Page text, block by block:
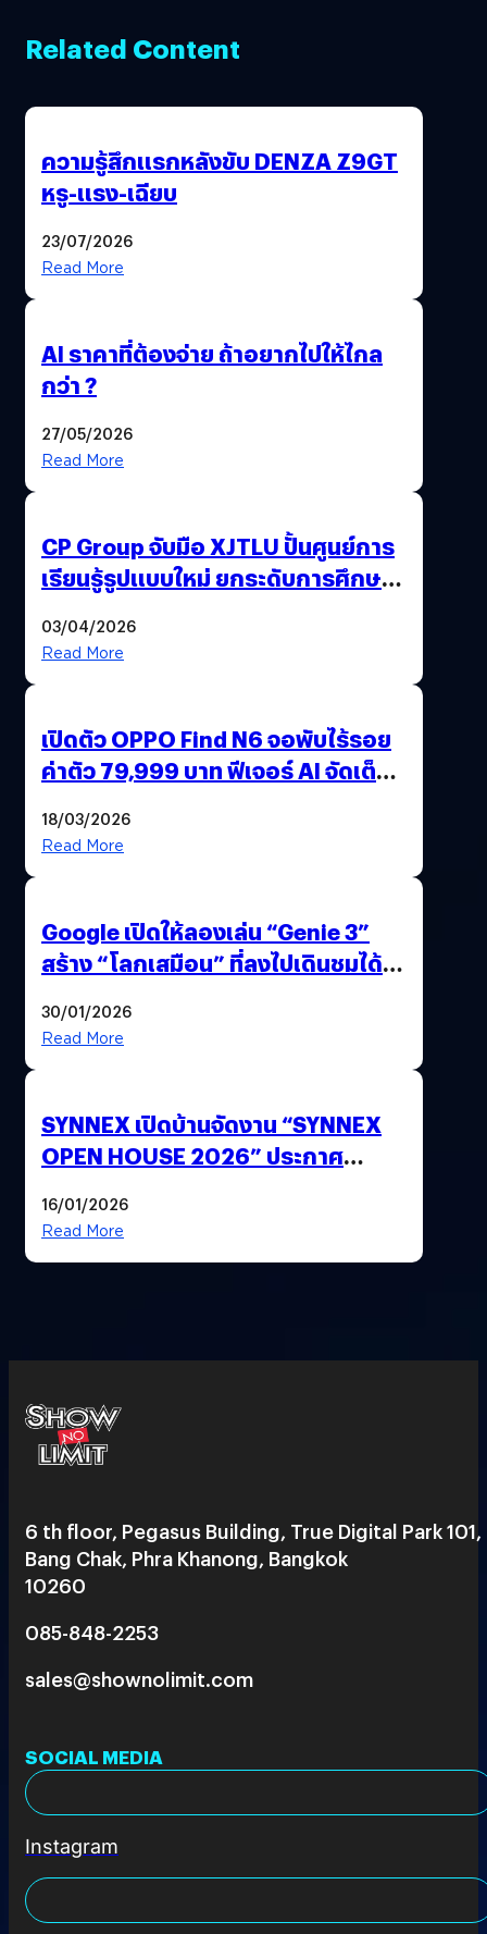
Related Content
ความรู้สึกแรกหลังขับ DENZA Z9GT
หรู-แรง-เฉียบ
23/07/2026
Read More
AI ราคาที่ต้องจ่าย ถ้าอยากไปให้ไกล
กว่า ?
27/05/2026
Read More
CP Group จับมือ XJTLU ปั้นศูนย์การ
เรียนรู้รูปแบบใหม่ ยกระดับการศึกษา
03/04/2026
Read More
เปิดตัว OPPO Find N6 จอพับไร้รอย
ค่าตัว 79,999 บาท ฟีเจอร์ AI จัดเต็ม
18/03/2026
Read More
Google เปิดให้ลองเล่น “Genie 3”
สร้าง “โลกเสมือน” ที่ลงไปเดินชมได้
30/01/2026
Read More
SYNNEX เปิดบ้านจัดงาน “SYNNEX
OPEN HOUSE 2026” ประกาศ
ได้ 53,000 ล้านบาท
16/01/2026
Read More
6 th floor, Pegasus Building, True Digital Park 101,
Bang Chak, Phra Khanong, Bangkok
10260
085-848-2253
sales@shownolimit.com
SOCIAL MEDIA
Instagram